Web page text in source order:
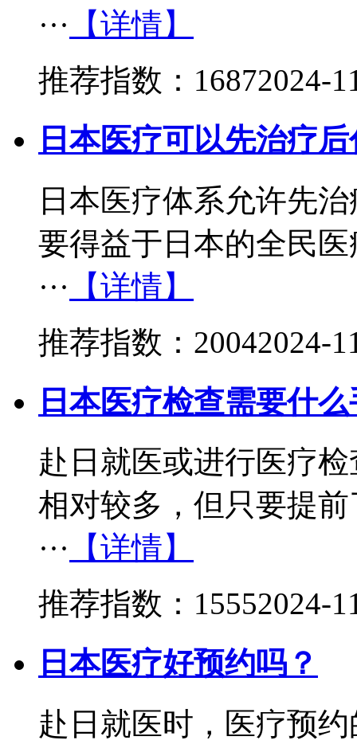
··· 【详情】
推荐指数：16872024-
日本医疗可以先治疗
日本医疗体系允许先
要得益于日本的全民
··· 【详情】
推荐指数：20042024-
日本医疗检查需要什
赴日就医或进行医疗
相对较多，但只要提
··· 【详情】
推荐指数：15552024-
日本医疗好预约吗？
赴日就医时，医疗预